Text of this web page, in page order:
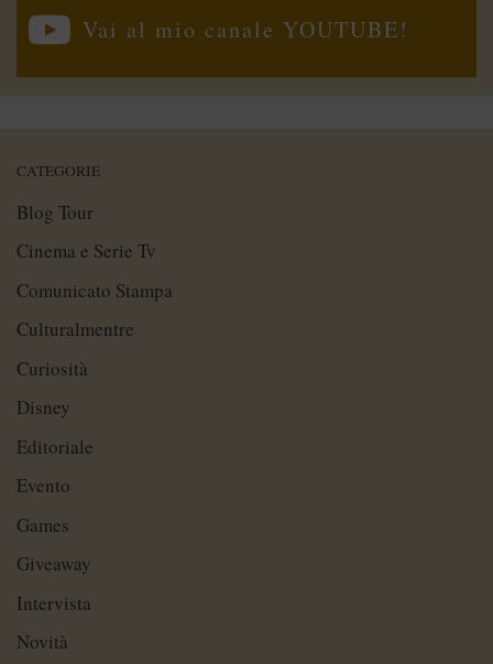
Vai al mio canale YOUTUBE!
CATEGORIE
Blog Tour
Cinema e Serie Tv
Comunicato Stampa
Culturalmentre
Curiosità
Disney
Editoriale
Evento
Games
Giveaway
Intervista
Novità